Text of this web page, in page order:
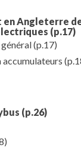
en Angleterre
(p.17)
(p.17)
accumulateurs
(p.26)